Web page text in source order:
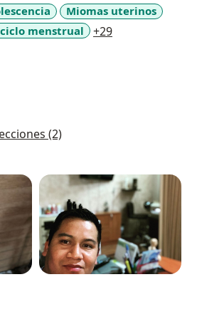
Miomas uterinos
menstrual
+29
(2)